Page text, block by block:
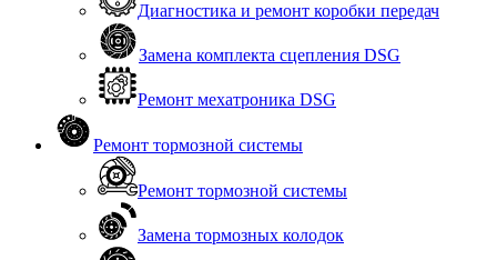
Диагностика и ремонт коробки передач
Замена комплекта сцепления DSG
Ремонт мехатроника DSG
Ремонт тормозной системы
Ремонт тормозной системы
Замена тормозных колодок